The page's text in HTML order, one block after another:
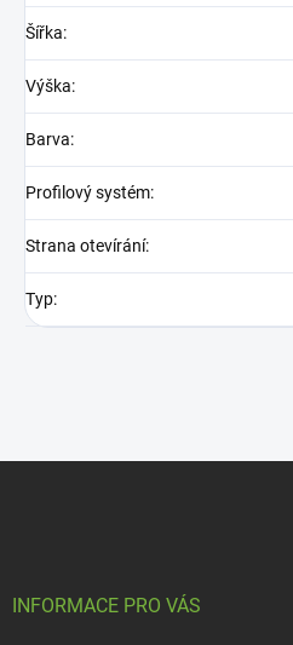
Šířka:
Výška:
Barva:
Profilový systém:
Strana otevírání:
Typ:
INFORMACE PRO VÁS